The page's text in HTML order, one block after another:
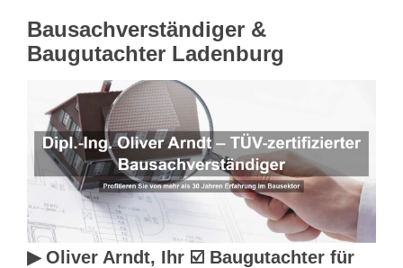
Bausachverständiger &
Baugutachter Ladenburg
▶︎ Oliver Arndt, Ihr ☑️ Baugutachter für